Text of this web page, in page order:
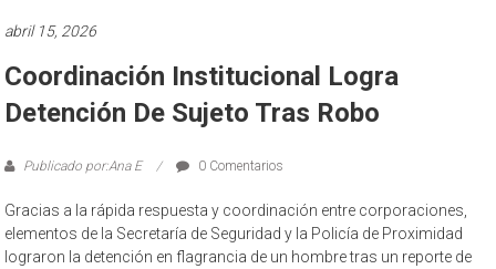
abril 15, 2026
Coordinación Institucional Logra
Detención De Sujeto Tras Robo
Publicado por:Ana E 0 Comentarios
Gracias a la rápida respuesta y coordinación entre corporaciones,
elementos de la Secretaría de Seguridad y la Policía de Proximidad
lograron la detención en flagrancia de un hombre tras un reporte de